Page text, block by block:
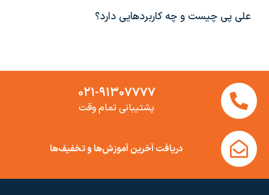
علی پی چیست و چه کاربردهایی دارد؟
۰۲۱-۹۱۳۰۷۷۷۷
پشتیبانی تمام وقت
دریافت آخرین آموزش‌ها و تخفیف‌ها